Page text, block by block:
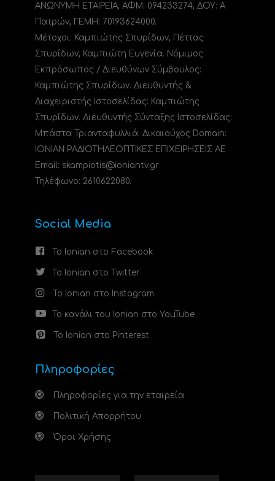
ΑΝΩΝΥΜΗ ΕΤΑΙΡΕΙΑ, ΑΦΜ: 094233274, ΔΟΥ: A
Πατρών, ΓΕΜΗ: 70193624000.
Μέτοχοι: Καμπιώτης Σπυρίδων, Πέττας
Σπυρίδων, Καμπιώτη Ευγενία. Νόμιμος
Εκπρόσωπος / Διευθύνων Σύμβουλος:
Καμπιώτης Σπυρίδων. Διευθυντής &
Διαχειριστής Ιστοσελίδας: Καμπιώτης
Σπυρίδων. Διευθυντής Σύνταξης Ιστοσελίδας:
Μπάστα Τριανταφυλλιά. Δικαιούχος Domain:
ΙΟΝΙΑΝ ΡΑΔΙΟΤΗΛΕΟΠΤΙΚΕΣ ΕΠΙΧΕΙΡΗΣΕΙΣ ΑΕ
Email: skampiotis@ioniantv.gr
Τηλέφωνο: 2610622080.
Social Media
Το Ionian στο Facebook
Το Ionian στο Twitter
Το Ionian στο Instagram
Το κανάλι του Ionian στο YouTube
Το Ionian στο Pinterest
Πληροφορίες
Πληροφορίες για την εταιρεία
Πολιτική Απορρήτου
Όροι Χρήσης